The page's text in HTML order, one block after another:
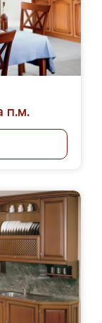
п.м.